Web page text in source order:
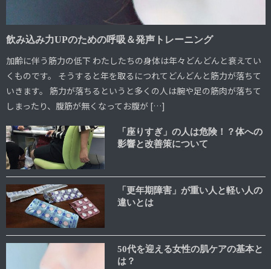
飲み込み力UPのための呼吸＆発声トレーニング
加齢に伴う筋力の低下 わたしたちの身体は年々どんどんと衰えてい
くものです。 そうすると年を取るにつれてどんどんと筋力が落ちて
いきます。 筋力が落ちるというと多くの人は腕や足の筋肉が落ちて
しまったり、腹筋が無くなってお腹が […]
「座りすぎ」の人は危険！？体への
影響と改善策について
「更年期障害」が重い人と軽い人の
違いとは
50代を迎える女性の肌ケアの基本と
は？